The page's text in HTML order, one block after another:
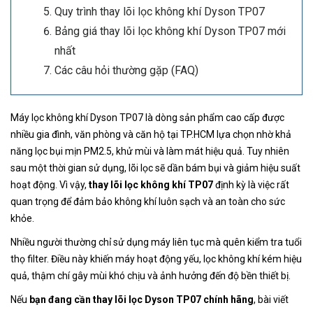
Quy trình thay lõi lọc không khí Dyson TP07
Bảng giá thay lõi lọc không khí Dyson TP07 mới
nhất
Các câu hỏi thường gặp (FAQ)
Máy lọc không khí Dyson TP07 là dòng sản phẩm cao cấp được
nhiều gia đình, văn phòng và căn hộ tại TP.HCM lựa chọn nhờ khả
năng lọc bụi mịn PM2.5, khử mùi và làm mát hiệu quả. Tuy nhiên
sau một thời gian sử dụng, lõi lọc sẽ dần bám bụi và giảm hiệu suất
hoạt động. Vì vậy, thay lõi lọc không khí TP07định kỳ là việc rất
quan trọng để đảm bảo không khí luôn sạch và an toàn cho sức
khỏe.
Nhiều người thường chỉ sử dụng máy liên tục mà quên kiểm tra tuổi
thọ filter. Điều này khiến máy hoạt động yếu, lọc không khí kém hiệu
quả, thậm chí gây mùi khó chịu và ảnh hưởng đến độ bền thiết bị.
Nếu bạn đang cần thay lõi lọc Dyson TP07 chính hãng, bài viết